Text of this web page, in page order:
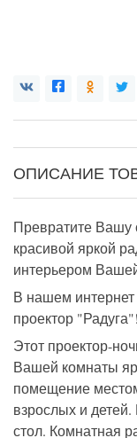
ОПИСАНИЕ
Превратите
красивой яркой
интерьером
В нашем
проектор "Радуга"!
Этот проектор-
Вашей комнаты
помещение
взрослых и
стол. Комнатная